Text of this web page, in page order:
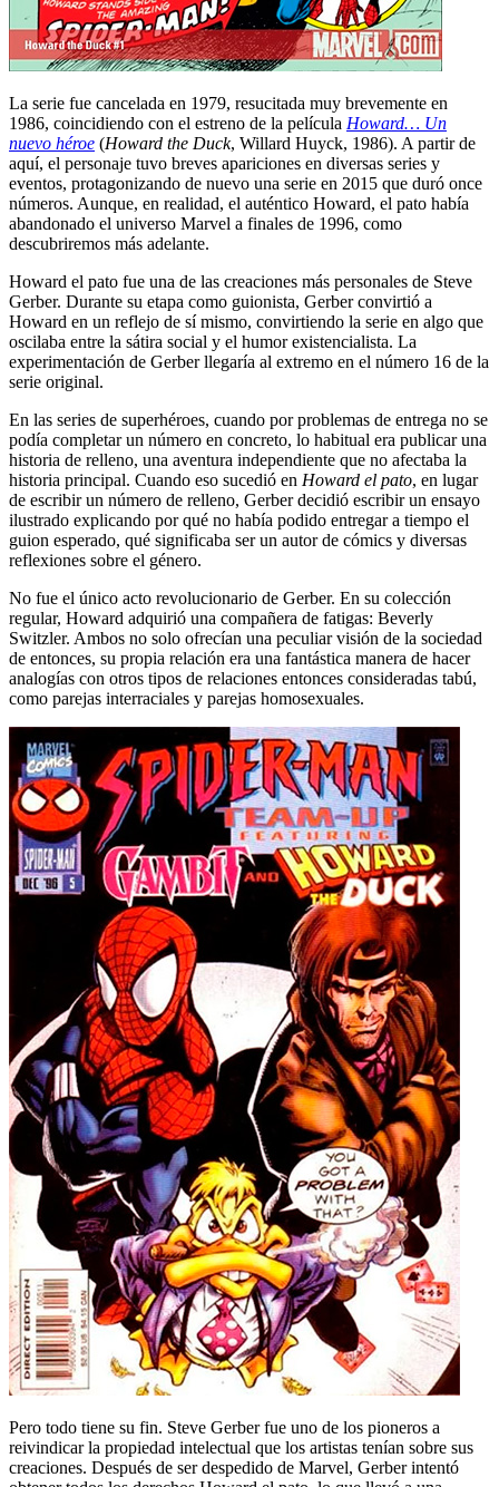
La serie fue cancelada en 1979, resucitada muy brevemente en
1986, coincidiendo con el estreno de la película Howard… Un
nuevo héroe (Howard the Duck, Willard Huyck, 1986). A partir de
aquí, el personaje tuvo breves apariciones en diversas series y
eventos, protagonizando de nuevo una serie en 2015 que duró once
números. Aunque, en realidad, el auténtico Howard, el pato había
abandonado el universo Marvel a finales de 1996, como
descubriremos más adelante.
Howard el pato fue una de las creaciones más personales de Steve
Gerber. Durante su etapa como guionista, Gerber convirtió a
Howard en un reflejo de sí mismo, convirtiendo la serie en algo que
oscilaba entre la sátira social y el humor existencialista. La
experimentación de Gerber llegaría al extremo en el número 16 de la
serie original.
En las series de superhéroes, cuando por problemas de entrega no se
podía completar un número en concreto, lo habitual era publicar una
historia de relleno, una aventura independiente que no afectaba la
historia principal. Cuando eso sucedió en Howard el pato, en lugar
de escribir un número de relleno, Gerber decidió escribir un ensayo
ilustrado explicando por qué no había podido entregar a tiempo el
guion esperado, qué significaba ser un autor de cómics y diversas
reflexiones sobre el género.
No fue el único acto revolucionario de Gerber. En su colección
regular, Howard adquirió una compañera de fatigas: Beverly
Switzler. Ambos no solo ofrecían una peculiar visión de la sociedad
de entonces, su propia relación era una fantástica manera de hacer
analogías con otros tipos de relaciones entonces consideradas tabú,
como parejas interraciales y parejas homosexuales.
Pero todo tiene su fin. Steve Gerber fue uno de los pioneros a
reivindicar la propiedad intelectual que los artistas tenían sobre sus
creaciones. Después de ser despedido de Marvel, Gerber intentó